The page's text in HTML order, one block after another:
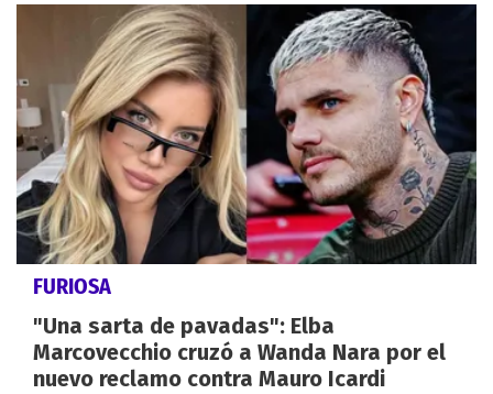
FURIOSA
"Una sarta de pavadas": Elba
Marcovecchio cruzó a Wanda Nara por el
nuevo reclamo contra Mauro Icardi